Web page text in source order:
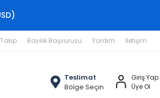
Bayilik Başvurusu Yardım İletişim
Teslimat
Bölge Seçin
Giriş Yap
Üye Ol